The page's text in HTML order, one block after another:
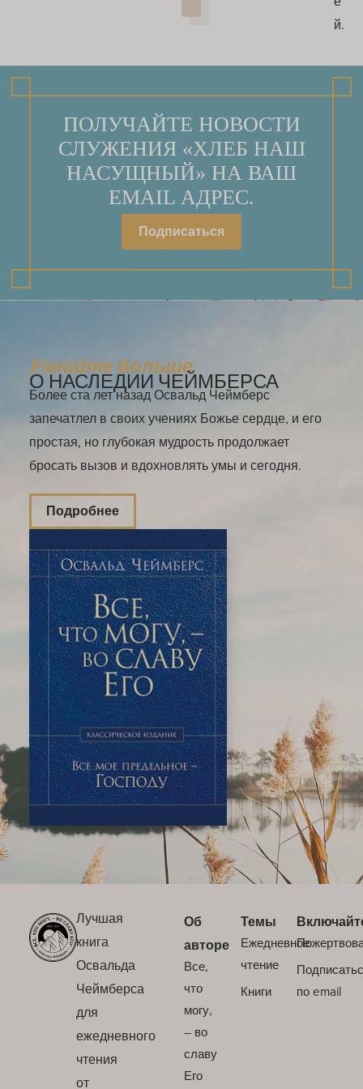
й.
ПОЛУЧАЙТЕ НОВОСТИ
СЛУЖЕНИЯ «ХЛЕБ НАШ
НАСУЩНЫЙ» НА ВАШ
EMAIL АДРЕС.
Подписаться
Узнайте больше
О НАСЛЕДИИ ЧЕЙМБЕРСА
Более ста лет назад Освальд Чеймберс
запечатлел в своих учениях Божье сердце, и его
простая, но глубокая мудрость продолжает
бросать вызов и вдохновлять умы и сегодня.
Подробнее
Лучшая
книга
Освальда
Чеймберса
для
ежедневного
чтения
от
Об
авторе
Все,
что
могу,
– во
славу
Его
Темы
Ежедневное
чтение
Книги
по email